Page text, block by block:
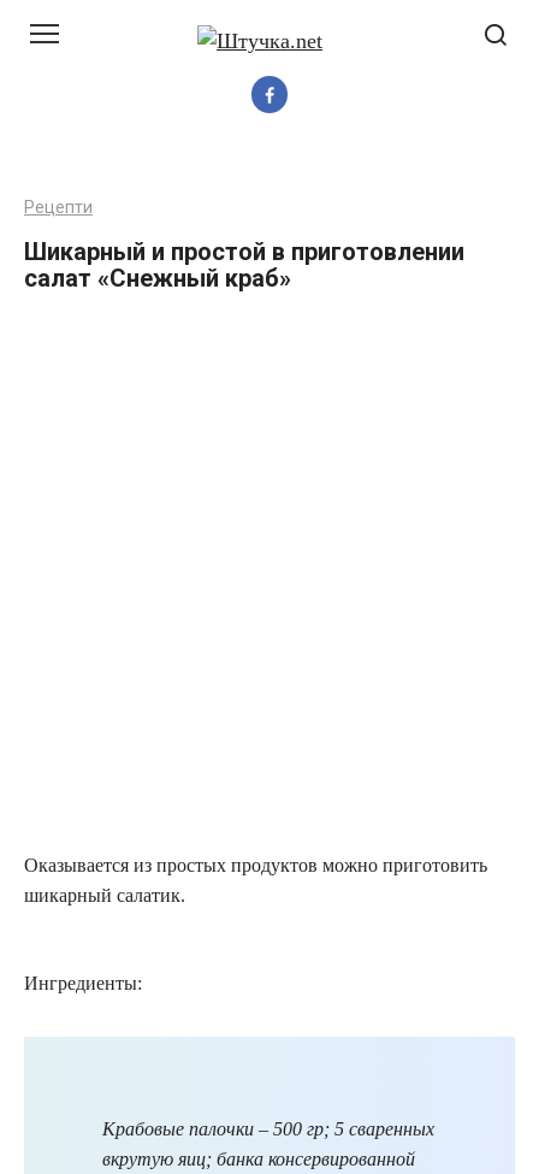
Рецепти
Шикарный и простой в приготовлении
салат «Снежный краб»
Оказывается из простых продуктов можно приготовить
шикарный салатик.
Ингредиенты:
Крабовые палочки – 500 гр; 5 сваренных
вкрутую яиц; банка консервированной